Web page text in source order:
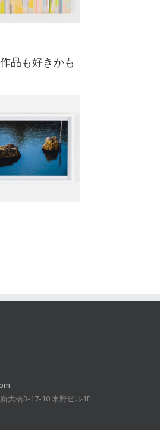
品も好きかも
大橋3-17-10 水野ビル1F